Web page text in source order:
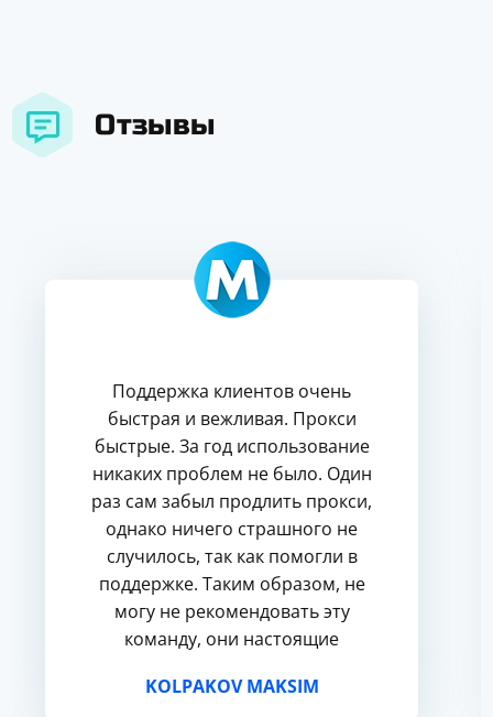
Отзывы
Поддержка клиентов очень
быстрая и вежливая. Прокси
быстрые. За год использование
никаких проблем не было. Один
раз сам забыл продлить прокси,
однако ничего страшного не
случилось, так как помогли в
поддержке. Таким образом, не
могу не рекомендовать эту
команду, они настоящие
KOLPAKOV MAKSIM